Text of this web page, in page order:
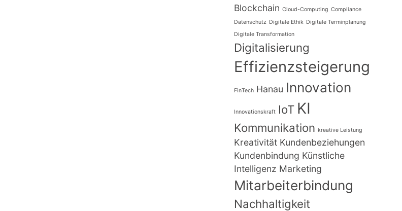
Blockchain Cloud-Computing Compliance
Datenschutz Digitale Ethik Digitale Terminplanung
Digitale Transformation
Digitalisierung
Effizienzsteigerung
FinTech Hanau Innovation
Innovationskraft IoT KI
Kommunikation kreative Leistung
Kreativität Kundenbeziehungen
Kundenbindung Künstliche
Intelligenz Marketing
Mitarbeiterbindung
Nachhaltigkeit